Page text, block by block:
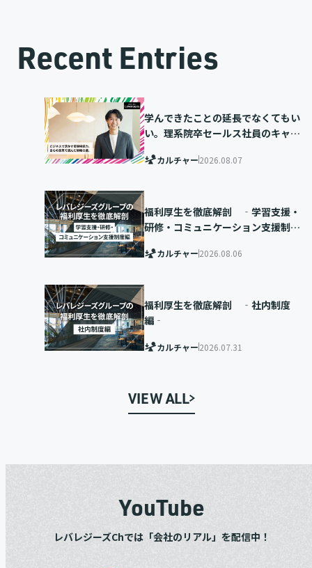
Recent Entries
学んできたことの延長でなくてもい
い。理系院卒セールス社員のキャリ
カルチャー2026.08.07
福利厚生を徹底解剖 ‐学習支援・
研修・コミュニケーション支援制度
カルチャー2026.08.06
福利厚生を徹底解剖 ‐社内制度
編‐
カルチャー2026.07.31
VIEW ALL
YouTube
レバレジーズChでは「会社のリアル」を配信中！